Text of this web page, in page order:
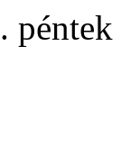
péntek